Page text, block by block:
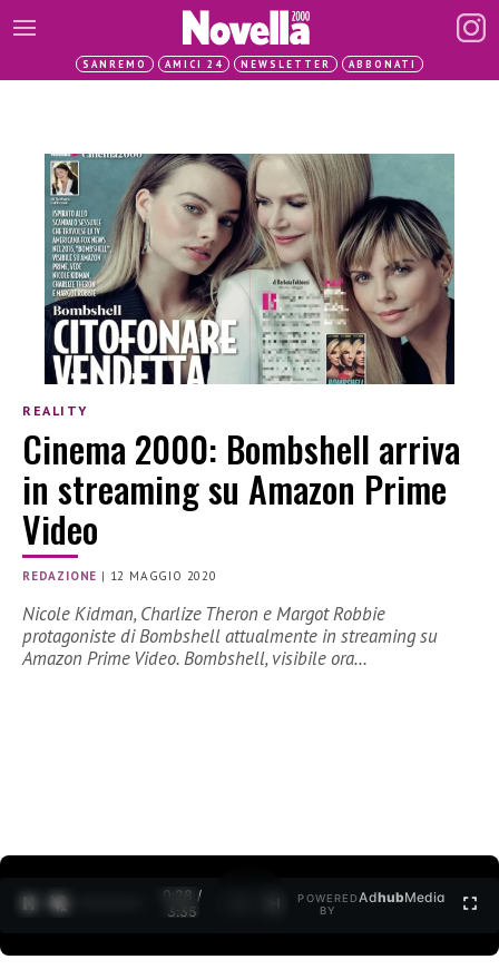
SANREMO AMICI 24 NEWSLETTER ABBONATI
REALITY
Cinema 2000: Bombshell arriva
in streaming su Amazon Prime
Video
REDAZIONE | 12 MAGGIO 2020
Nicole Kidman, Charlize Theron e Margot Robbie
protagoniste di Bombshell attualmente in streaming su
Amazon Prime Video. Bombshell, visibile ora…
0:29 /
3:35
POWERED
BY
AdhubMedia